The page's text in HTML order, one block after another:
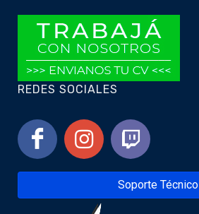
REDES SOCIALES
Soporte Técnico